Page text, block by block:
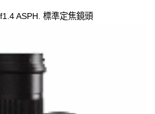
ASPH. 標準定焦鏡頭